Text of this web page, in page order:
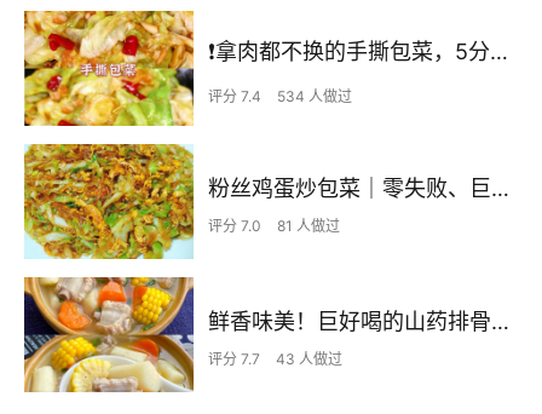
❗拿肉都不换的手撕包菜，5分钟快手家常菜🔥
评分 7.4 534 人做过
粉丝鸡蛋炒包菜｜零失败、巨下饭
评分 7.0 81 人做过
鲜香味美！巨好喝的山药排骨汤！！
评分 7.7 43 人做过